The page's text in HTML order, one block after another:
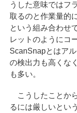
うした意味ではフ
取るのと作業量的
という組み合わせ
レットのようにコ
ScanSnapとはア
の検出力も高くな
も多い。
こうしたことか
るには厳しいとい